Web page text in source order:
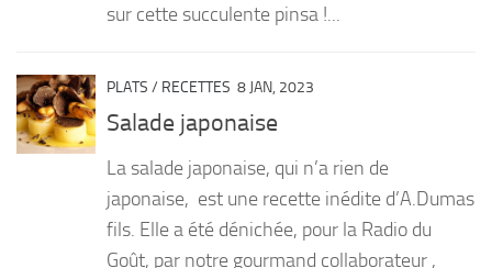
sur cette succulente pinsa !...
PLATS / RECETTES 8 JAN, 2023
Salade japonaise
La salade japonaise, qui n’a rien de
japonaise, est une recette inédite d’A.Dumas
fils. Elle a été dénichée, pour la Radio du
Goût, par notre gourmand collaborateur ,